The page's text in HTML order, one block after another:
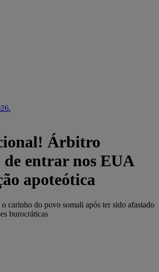
Árbitro
entrar nos EUA
apoteótica
carinho do povo somali após ter sido afastado
burocráticas